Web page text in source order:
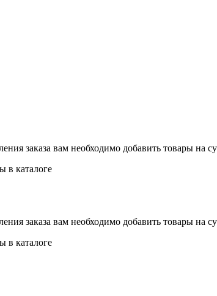
заказа вам необходимо добавить товары на
в каталоге
заказа вам необходимо добавить товары на
в каталоге